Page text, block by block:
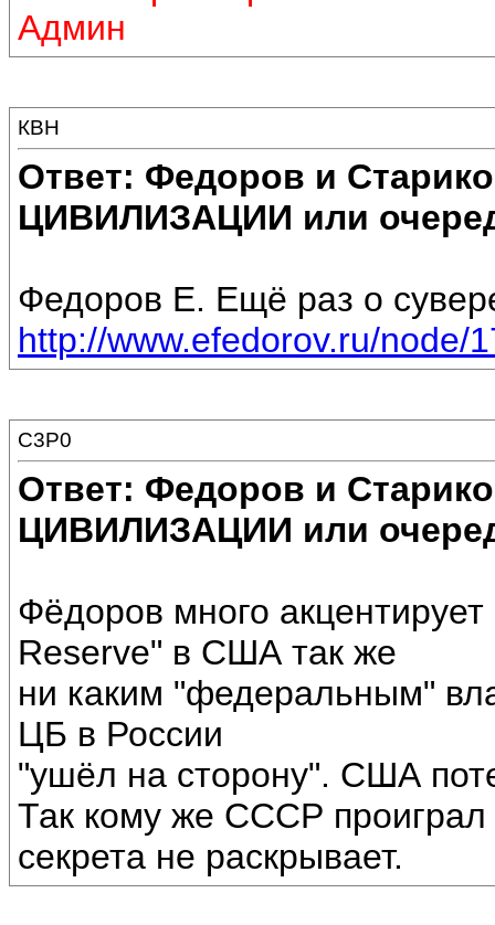
Админ
КВН
Ответ: Федоров и
ЦИВИЛИЗАЦИИ или
Федоров Е. Ещё раз о
http://www.efedorov.ru/node/
C3P0
Ответ: Федоров и
ЦИВИЛИЗАЦИИ или
Фёдоров много
Reserve" в США так же
ни каким "федеральным"
ЦБ в России
"ушёл на сторону". США
Так кому же СССР
секрета не раскрывает.